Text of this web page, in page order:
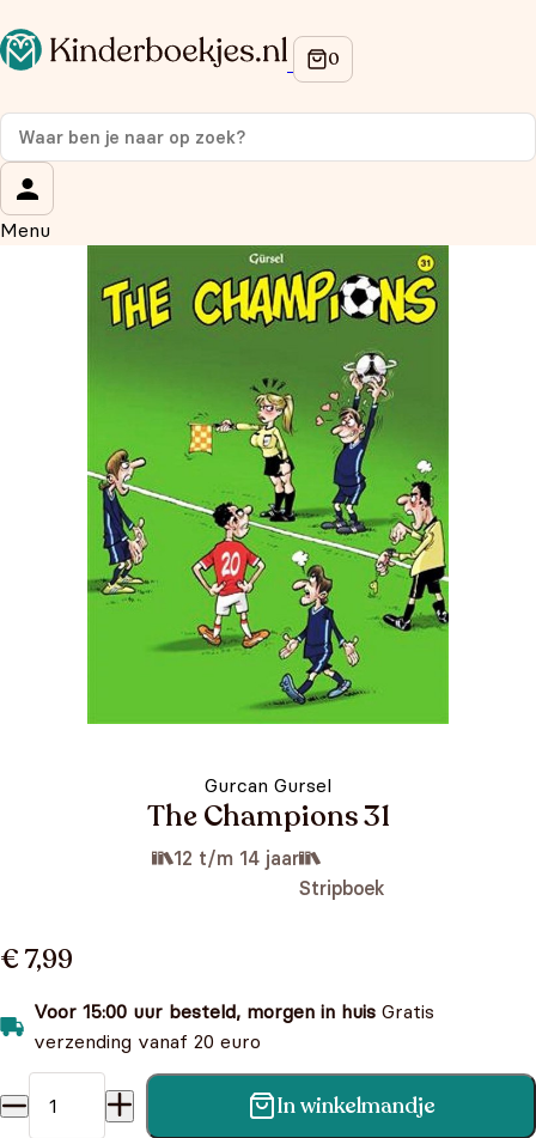
Menu
Gurcan Gursel
The Champions 31
12 t/m 14 jaar
Stripboek
€ 7,99
Voor 15:00 uur besteld, morgen in huis Gratis
verzending vanaf 20 euro
The Champions 31 aantal In winkelmandje
Op de hoogte blijven van onze acties?
Meld je aan voor onze nieuwsbrief en ontvang
korting
Wat is je voornaam?
Wat is je e-mailadres?*
Aanmelden
We gebruiken je gegevens om contact op te nemen, in
overeenstemming met onsprivacybeleid.